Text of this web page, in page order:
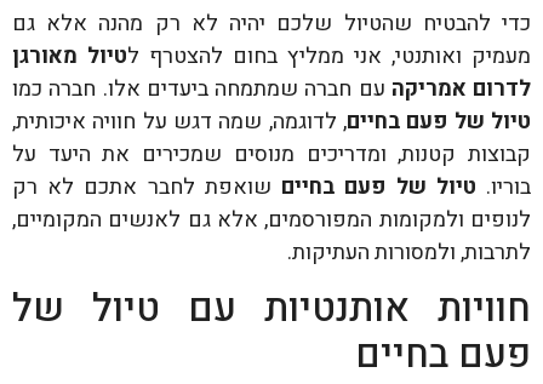
כדי להבטיח שהטיול שלכם יהיה לא רק מהנה אלא גם
מעמיק ואותנטי, אני ממליץ בחום להצטרף לטיול מאורגן
לדרום אמריקה עם חברה שמתמחה ביעדים אלו. חברה כמו
טיול של פעם בחיים, לדוגמה, שמה דגש על חוויה איכותית,
קבוצות קטנות, ומדריכים מנוסים שמכירים את היעד על
בוריו. טיול של פעם בחיים שואפת לחבר אתכם לא רק
לנופים ולמקומות המפורסמים, אלא גם לאנשים המקומיים,
לתרבות, ולמסורות העתיקות.
חוויות אותנטיות עם טיול של
פעם בחיים